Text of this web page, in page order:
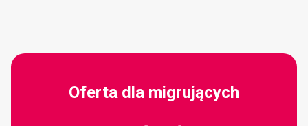
Oferta dla migrujących